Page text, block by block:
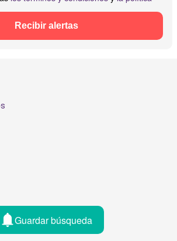
Recibir alertas
Guardar búsqueda